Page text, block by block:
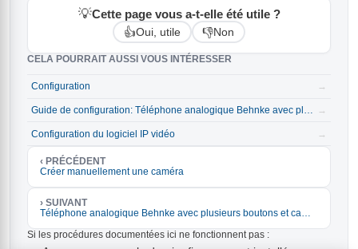
💡Cette page vous a-t-elle été utile ?
👍Oui, utile 👎Non
CELA POURRAIT AUSSI VOUS INTÉRESSER
Configuration →
Guide de configuration: Téléphone analogique Behnke avec plusieurs boutons et caméra IP →
Configuration du logiciel IP vidéo →
‹ PRÉCÉDENT
Créer manuellement une caméra
› SUIVANT
Téléphone analogique Behnke avec plusieurs boutons et caméra IP
Si les procédures documentées ici ne fonctionnent pas :